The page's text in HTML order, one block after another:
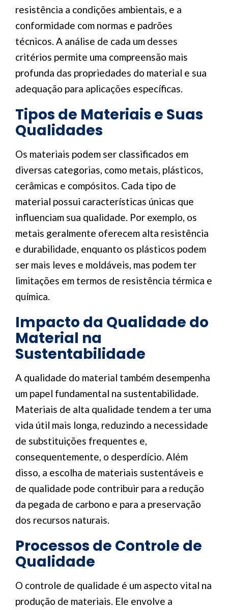
resistência a condições ambientais, e a
conformidade com normas e padrões
técnicos. A análise de cada um desses
critérios permite uma compreensão mais
profunda das propriedades do material e sua
adequação para aplicações específicas.
Tipos de Materiais e Suas
Qualidades
Os materiais podem ser classificados em
diversas categorias, como metais, plásticos,
cerâmicas e compósitos. Cada tipo de
material possui características únicas que
influenciam sua qualidade. Por exemplo, os
metais geralmente oferecem alta resistência
e durabilidade, enquanto os plásticos podem
ser mais leves e moldáveis, mas podem ter
limitações em termos de resistência térmica e
química.
Impacto da Qualidade do
Material na
Sustentabilidade
A qualidade do material também desempenha
um papel fundamental na sustentabilidade.
Materiais de alta qualidade tendem a ter uma
vida útil mais longa, reduzindo a necessidade
de substituições frequentes e,
consequentemente, o desperdício. Além
disso, a escolha de materiais sustentáveis e
de qualidade pode contribuir para a redução
da pegada de carbono e para a preservação
dos recursos naturais.
Processos de Controle de
Qualidade
O controle de qualidade é um aspecto vital na
produção de materiais. Ele envolve a